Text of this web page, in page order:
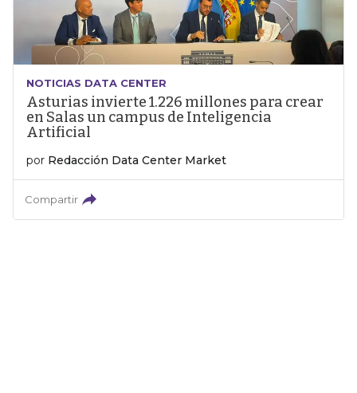
NOTICIAS DATA CENTER
Asturias invierte 1.226 millones para crear
en Salas un campus de Inteligencia
Artificial
por Redacción Data Center Market
Compartir